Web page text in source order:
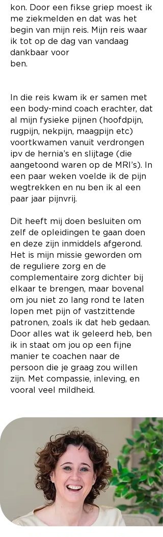
kon. Door een fikse griep moest ik
me ziekmelden en dat was het
begin van mijn reis. Mijn reis waar
ik tot op de dag van vandaag
dankbaar voor
ben.
In die reis kwam ik er samen met
een body-mind coach erachter, dat
al mijn fysieke pijnen (hoofdpijn,
rugpijn, nekpijn, maagpijn etc)
voortkwamen vanuit verdrongen
ipv de hernia’s en slijtage (die
aangetoond waren op de MRI’s). In
een paar weken voelde ik de pijn
wegtrekken en nu ben ik al een
paar jaar pijnvrij.
Dit heeft mij doen besluiten om
zelf de opleidingen te gaan doen
en deze zijn inmiddels afgerond.
Het is mijn missie geworden om
de reguliere zorg en de
complementaire zorg dichter bij
elkaar te brengen, maar bovenal
om jou niet zo lang rond te laten
lopen met pijn of vastzittende
patronen, zoals ik dat heb gedaan.
Door alles wat ik geleerd heb, ben
ik in staat om jou op een fijne
manier te coachen naar de
persoon die je graag zou willen
zijn. Met compassie, inleving, en
vooral veel mildheid.